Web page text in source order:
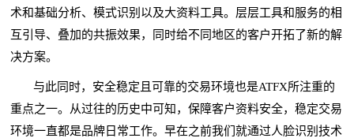
术和基础分析、模式识别以及大资料工具。层层工具和服务的相
互引导、叠加的共振效果，同时给不同地区的客户开拓了新的解
决方案。
与此同时，安全稳定且可靠的交易环境也是ATFX所注重的
重点之一。从过往的历史中可知，保障客户资料安全，稳定交易
环境一直都是品牌日常工作。早在之前我们就通过人脸识别技术